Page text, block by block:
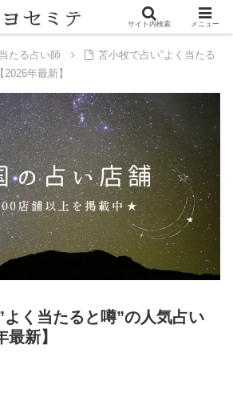
たる占い師
苫小牧で占い”よく当たる
年最新】
く当たると噂”の人気占い
新】
サイト内検索 メニュー